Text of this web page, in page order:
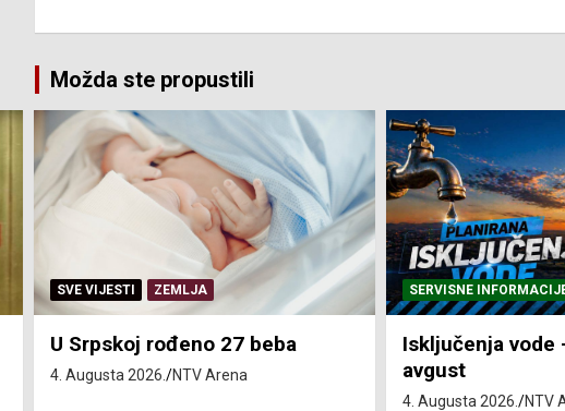
Možda ste propustili
SERVISNE INFORMACIJE
Isključenja vode – utorak 4.
avgust
SERVISNE
Isključenja el.
4. avgust
4. Augusta 2026. NTV